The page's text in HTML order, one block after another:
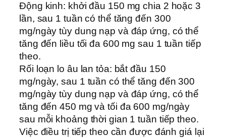
Động kinh: khởi đầu 150 mg chia 2 hoặc 3
lần, sau 1 tuần có thể tăng đến 300
mg/ngày tùy dung nạp và đáp ứng, có thể
tăng đến liều tối đa 600 mg sau 1 tuần tiếp
theo.
Rối loạn lo âu lan tỏa: bắt đầu 150
mg/ngày, sau 1 tuần có thể tăng đến 300
mg/ngày tùy dung nạp và đáp ứng, có thể
tăng đến 450 mg và tối đa 600 mg/ngày
sau mỗi khoảng thời gian 1 tuần tiếp theo.
Việc điều trị tiếp theo cần được đánh giá lại